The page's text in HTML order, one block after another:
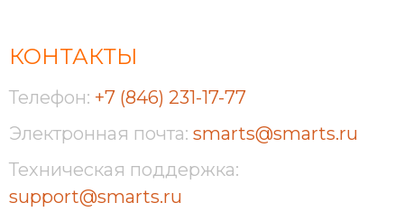
КОНТАКТЫ
Телефон: +7 (846) 231-17-77
Электронная почта: smarts@smarts.ru
Техническая поддержка:
support@smarts.ru